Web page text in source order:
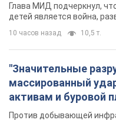
Глава МИД подчеркнул,
детей является война,
10 часов назад 10,5 т.
"Значительные
массированный
активам и буровой
Против добывающей